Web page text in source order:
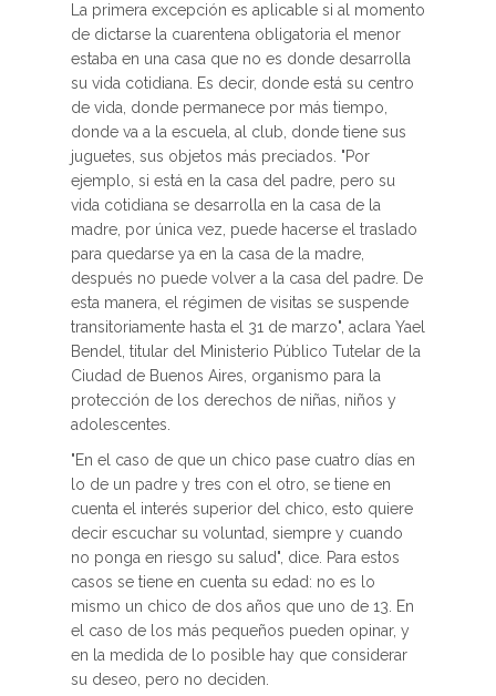
La primera excepción es aplicable si al momento
de dictarse la cuarentena obligatoria el menor
estaba en una casa que no es donde desarrolla
su vida cotidiana. Es decir, donde está su centro
de vida, donde permanece por más tiempo,
donde va a la escuela, al club, donde tiene sus
juguetes, sus objetos más preciados. "Por
ejemplo, si está en la casa del padre, pero su
vida cotidiana se desarrolla en la casa de la
madre, por única vez, puede hacerse el traslado
para quedarse ya en la casa de la madre,
después no puede volver a la casa del padre. De
esta manera, el régimen de visitas se suspende
transitoriamente hasta el 31 de marzo", aclara Yael
Bendel, titular del Ministerio Público Tutelar de la
Ciudad de Buenos Aires, organismo para la
protección de los derechos de niñas, niños y
adolescentes.
"En el caso de que un chico pase cuatro días en
lo de un padre y tres con el otro, se tiene en
cuenta el interés superior del chico, esto quiere
decir escuchar su voluntad, siempre y cuando
no ponga en riesgo su salud", dice. Para estos
casos se tiene en cuenta su edad: no es lo
mismo un chico de dos años que uno de 13. En
el caso de los más pequeños pueden opinar, y
en la medida de lo posible hay que considerar
su deseo, pero no deciden.